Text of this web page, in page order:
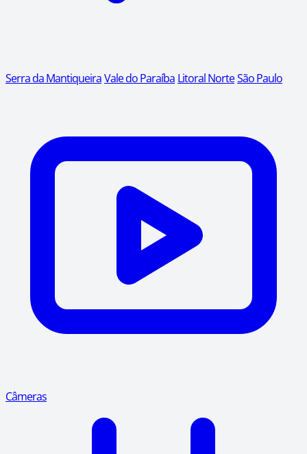
Serra da MantiqueiraVale do Paraíba Litoral NorteSão Paulo
Câmeras